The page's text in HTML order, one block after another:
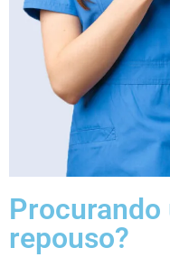
Procurando
repouso?